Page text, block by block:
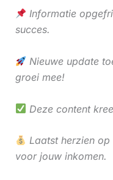
Informatie
succes.
Nieuwe update
groei mee!
Deze content
Laatst herzien
voor jouw inkomen.